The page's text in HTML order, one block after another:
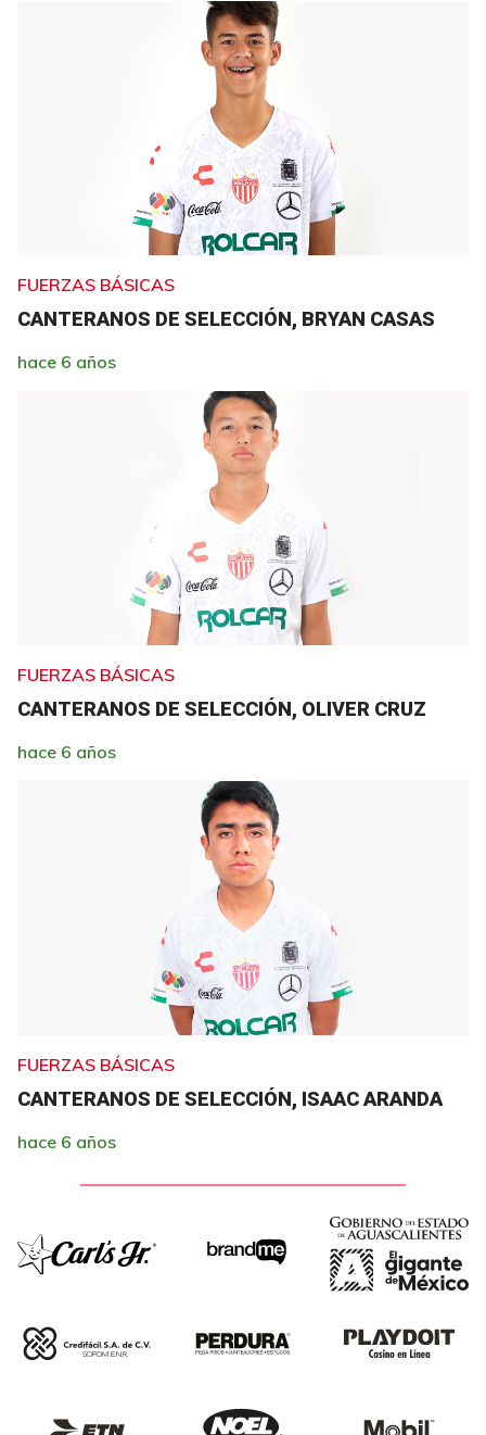
FUERZAS BÁSICAS
CANTERANOS DE SELECCIÓN, BRYAN CASAS
hace 6 años
FUERZAS BÁSICAS
CANTERANOS DE SELECCIÓN, OLIVER CRUZ
hace 6 años
FUERZAS BÁSICAS
CANTERANOS DE SELECCIÓN, ISAAC ARANDA
hace 6 años